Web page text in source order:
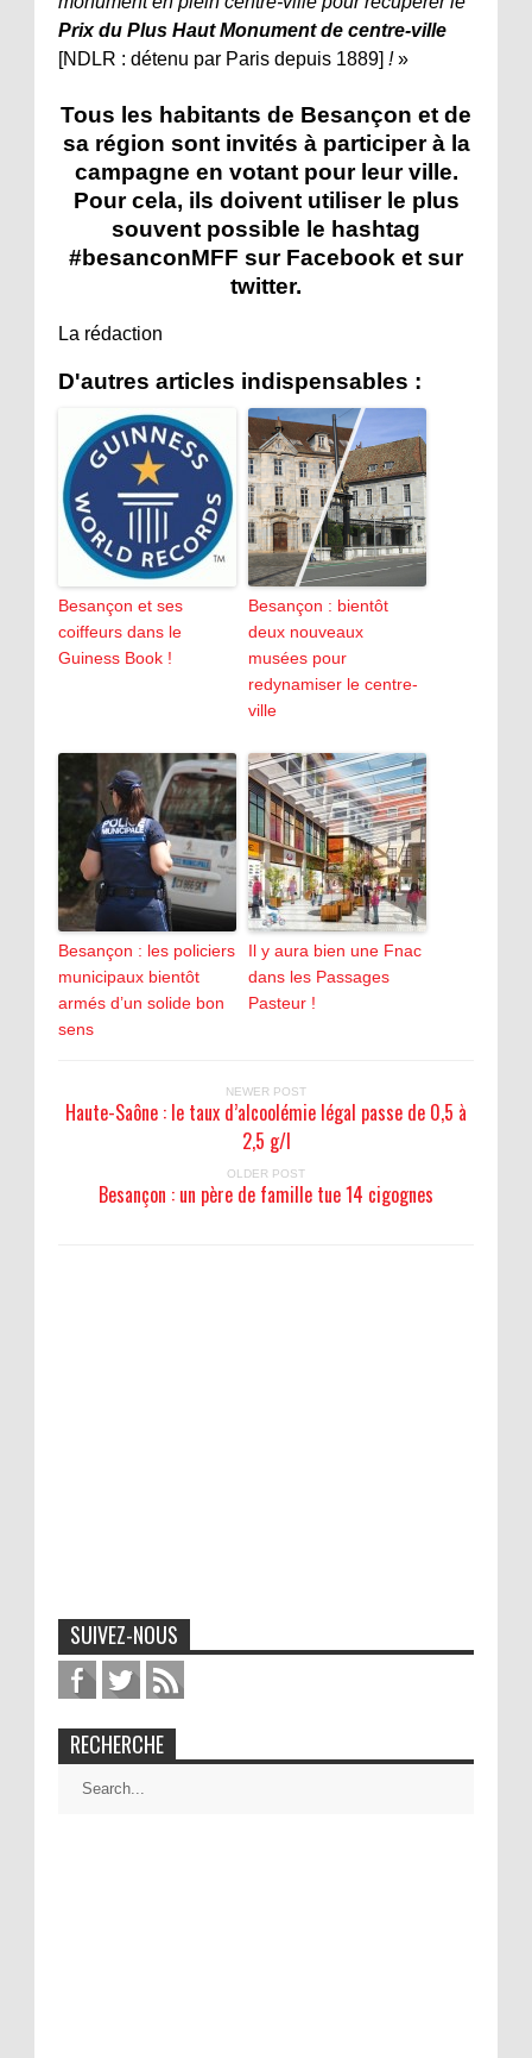
Prix du Plus Haut Monument de centre-ville
[NDLR : détenu par Paris depuis 1889] !»
Tous les habitants de Besançon et de
sa région sont invités à participer à la
campagne en votant pour leur ville.
Pour cela, ils doivent utiliser le plus
souvent possible le hashtag
#besanconMFF sur Facebook et sur
twitter.
La rédaction
D'autres articles indispensables :
Besançon et ses
coiffeurs dans le
Guiness Book !
Besançon : bientôt
deux nouveaux
musées pour
redynamiser le centre-
ville
Besançon : les policiers
municipaux bientôt
armés d’un solide bon
sens
Il y aura bien une Fnac
dans les Passages
Pasteur !
NEWER POST
Haute-Saône : le taux d’alcoolémie légal passe de 0,5 à
2,5 g/l
OLDER POST
Besançon : un père de famille tue 14 cigognes
SUIVEZ-NOUS
RECHERCHE